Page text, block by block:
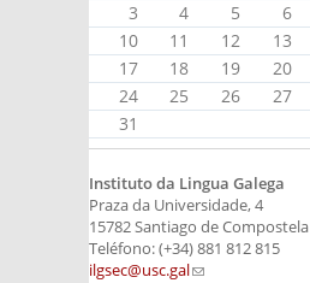
3
4 5 6
10
11 12 13
17
18 19 20
24
25 26 27
31
Instituto da Lingua Galega
Praza da Universidade, 4
15782 Santiago de Compostela
Teléfono: (+34) 881 812 815
ilgsec@usc.gal(link sends e-mail)